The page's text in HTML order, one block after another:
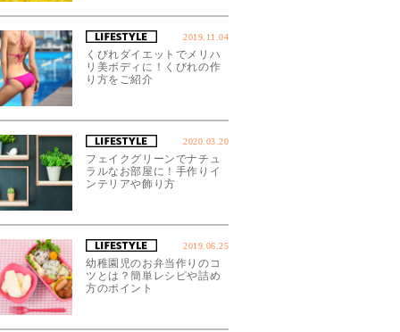
2019.11.04
くびれダイエットでメリハ
リ美ボディに！くびれの作
り方をご紹介
2020.03.20
フェイクグリーンでナチュ
ラルなお部屋に！手作りイ
ンテリアや飾り方
2019.06.25
幼稚園児のお弁当作りのコ
ツとは？簡単レシピや詰め
方のポイント